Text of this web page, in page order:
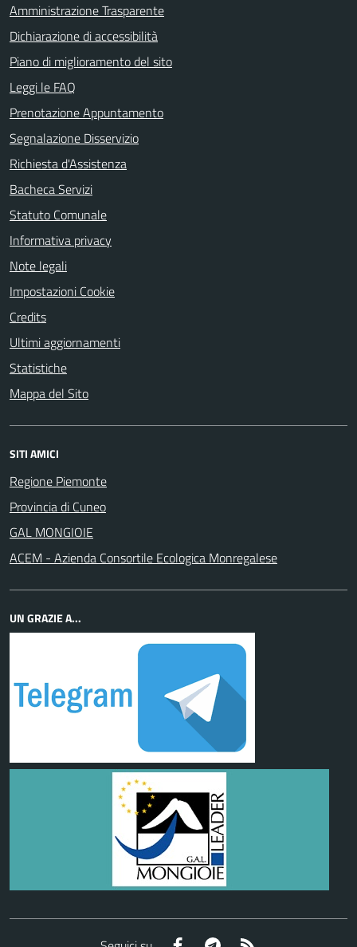
Amministrazione Trasparente
Dichiarazione di accessibilità
Piano di miglioramento del sito
Leggi le FAQ
Prenotazione Appuntamento
Segnalazione Disservizio
Richiesta d'Assistenza
Bacheca Servizi
Statuto Comunale
Informativa privacy
Note legali
Impostazioni Cookie
Credits
Ultimi aggiornamenti
Statistiche
Mappa del Sito
SITI AMICI
Regione Piemonte
Provincia di Cuneo
GAL MONGIOIE
ACEM - Azienda Consortile Ecologica Monregalese
UN GRAZIE A...